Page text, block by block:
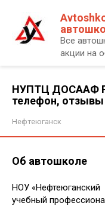
контенту
Все
акции на
НУПТЦ ДОСААФ
телефон,
Нефтеюганск
Об автошколе
НОУ «Нефтеюганский
учебный